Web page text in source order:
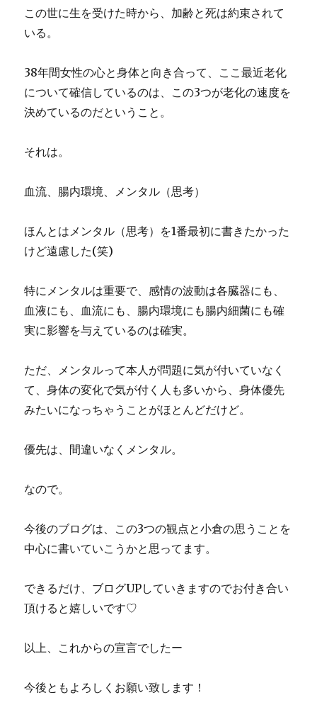
この世に生を受けた時から、加齢と死は約束されて
いる。
38年間女性の心と身体と向き合って、ここ最近老化
について確信しているのは、この3つが老化の速度を
決めているのだということ。
それは。
血流、腸内環境、メンタル（思考）
ほんとはメンタル（思考）を1番最初に書きたかった
けど遠慮した(笑)
特にメンタルは重要で、感情の波動は各臓器にも、
血液にも、血流にも、腸内環境にも腸内細菌にも確
実に影響を与えているのは確実。
ただ、メンタルって本人が問題に気が付いていなく
て、身体の変化で気が付く人も多いから、身体優先
みたいになっちゃうことがほとんどだけど。
優先は、間違いなくメンタル。
なので。
今後のブログは、この3つの観点と小倉の思うことを
中心に書いていこうかと思ってます。
できるだけ、ブログUPしていきますのでお付き合い
頂けると嬉しいです♡
以上、これからの宣言でしたー
今後ともよろしくお願い致します！